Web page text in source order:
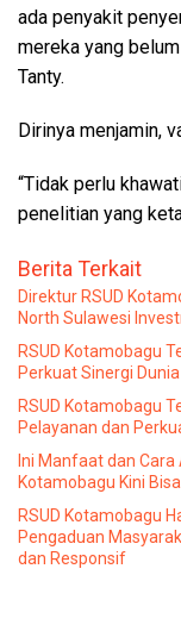
ada penyakit
mereka yang
Tanty.
Dirinya menjamin,
“Tidak perlu
penelitian yang
Berita Terkait
Direktur RSUD
North Sulawesi
RSUD Kotamobagu
Perkuat Sinergi
RSUD Kotamobagu
Pelayanan dan
Ini Manfaat dan Cara
Kotamobagu Kini
RSUD Kotamobagu
Pengaduan
dan Responsif